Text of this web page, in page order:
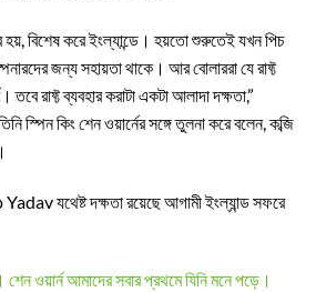
হয়, বিশেষ করে ইংল্যান্ডে। হয়তো শুরুতেই যখন পিচ
জন্য সহায়তা থাকে। আর বোলাররা যে রাফ্ট
রাফ্ট ব্যবহার করাটা একটা আলাদা দক্ষতা,”
স্পিন কিং শেন ওয়ার্নের সঙ্গে তুলনা করে বলেন, কব্জি
যথেষ্ট দক্ষতা রয়েছে আগামী ইংল্যান্ড সফরে
শেন ওয়ার্ন আমাদের সবার প্রথমে যিনি মনে পড়ে।